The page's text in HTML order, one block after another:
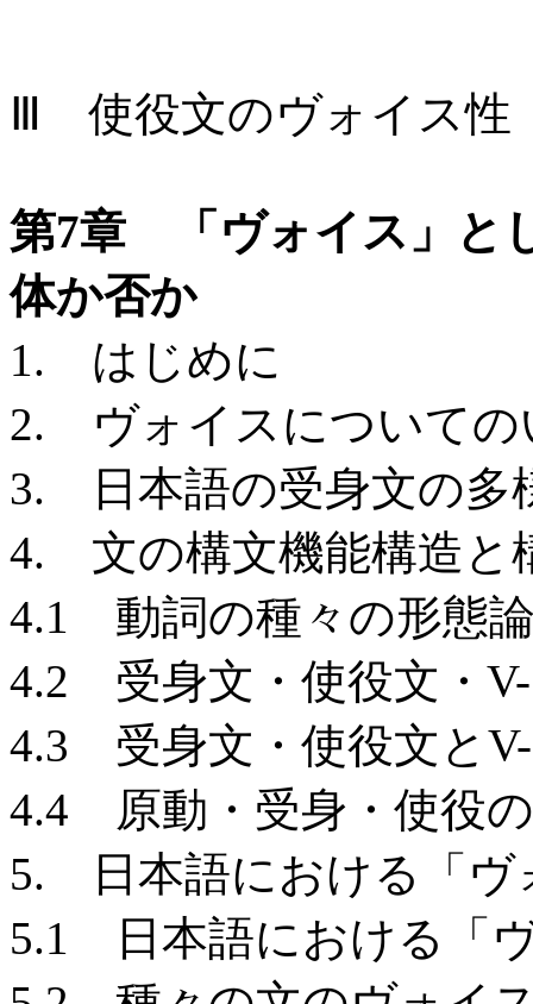
Ⅲ 使役文のヴォイス性
第7章 「ヴォイス」と
体か否か
1. はじめに
2. ヴォイスについての
3. 日本語の受身文の多
4. 文の構文機能構造と
4.1 動詞の種々の形態
4.2 受身文・使役文・
4.3 受身文・使役文と
4.4 原動・受身・使役
5. 日本語における「ヴ
5.1 日本語における「